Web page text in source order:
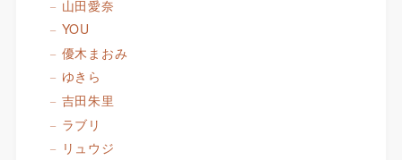
山田愛奈
YOU
優木まおみ
ゆきら
吉田朱里
ラブリ
リュウジ